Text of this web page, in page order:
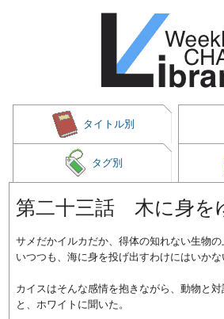
タイトル別
タグ別
第二十三話 木に身を
サメだかイルカだか、得体の知れない生物
いつつも、海に身を投げ出すわけにはいかな
カイスはそんな感情を抱きながら、動物と
と、ホワイトに聞いた。